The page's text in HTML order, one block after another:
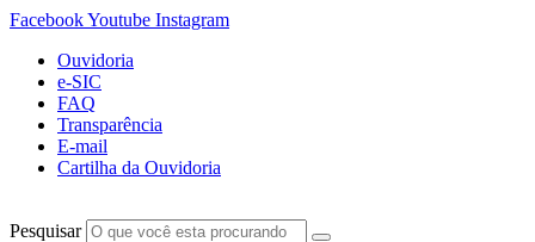
FacebookYoutube Instagram
Ouvidoria
e-SIC
FAQ
Transparência
E-mail
Cartilha da Ouvidoria
Pesquisar